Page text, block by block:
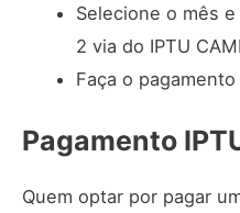
Selecione o mês
2 via do IPTU
Faça o
Pagamento
Quem optar por pagar